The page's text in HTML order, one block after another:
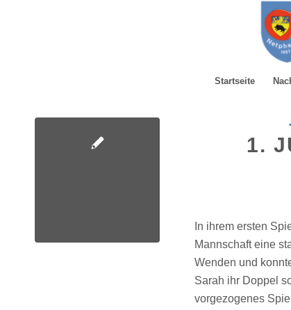
Startseite
1.
In ihrem ersten
Mannschaft eine
Wenden und
Sarah ihr Doppel
vorgezogenes